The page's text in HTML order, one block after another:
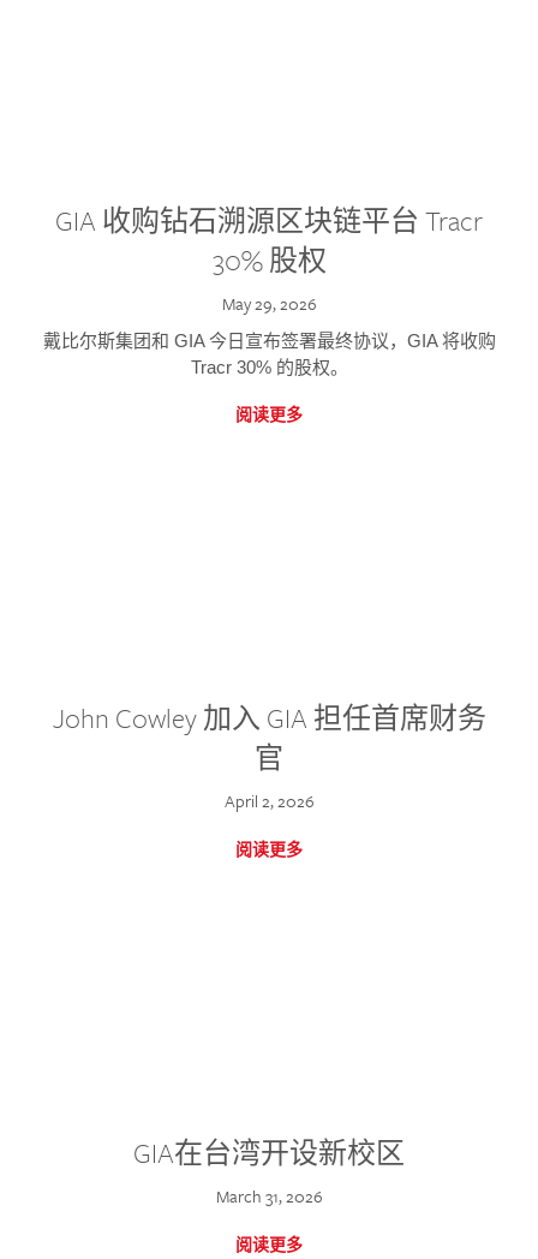
GIA 收购钻石溯源区块链平台 Tracr
30% 股权
May 29, 2026
戴比尔斯集团和 GIA 今日宣布签署最终协议，GIA 将收购
Tracr 30% 的股权。
阅读更多
John Cowley 加入 GIA 担任首席财务
官
April 2, 2026
阅读更多
GIA在台湾开设新校区
March 31, 2026
阅读更多